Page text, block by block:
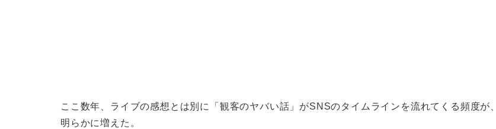
ここ数年、ライブの感想とは別に「観客のヤバい話」がSNSのタイムラインを流れてくる頻度が、
明らかに増えた。